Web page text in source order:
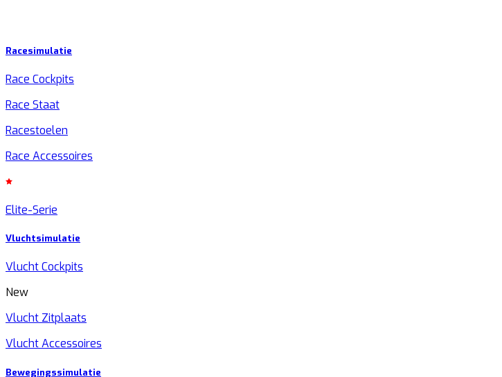
Racesimulatie
Race Cockpits
Race Staat
Racestoelen
Race Accessoires
Elite-Serie
Vluchtsimulatie
Vlucht Cockpits
New
Vlucht Zitplaats
Vlucht Accessoires
Bewegingssimulatie